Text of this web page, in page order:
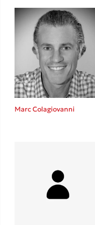
Marc Colagiovanni